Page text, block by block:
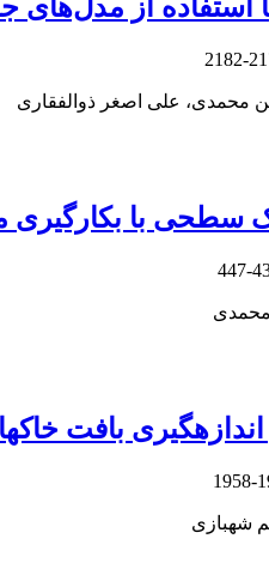
استفاده از
محمدی، علی اصغر ذوالفقاری
سطحی با
محمدی
بافت
شهبازی